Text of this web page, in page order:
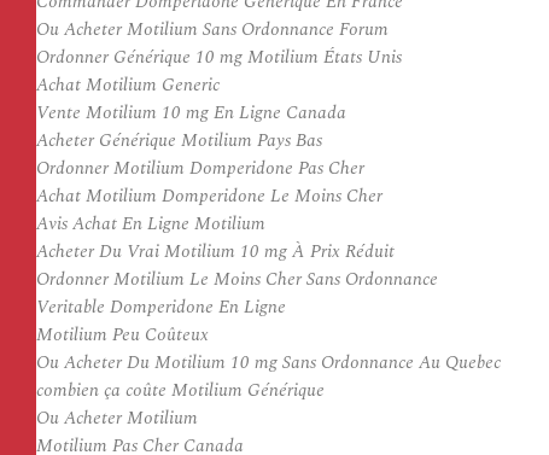
Ou Acheter Motilium Sans Ordonnance Forum
Ordonner Générique 10 mg Motilium États Unis
Achat Motilium Generic
Vente Motilium 10 mg En Ligne Canada
Acheter Générique Motilium Pays Bas
Ordonner Motilium Domperidone Pas Cher
Achat Motilium Domperidone Le Moins Cher
Avis Achat En Ligne Motilium
Acheter Du Vrai Motilium 10 mg À Prix Réduit
Ordonner Motilium Le Moins Cher Sans Ordonnance
Veritable Domperidone En Ligne
Motilium Peu Coûteux
Ou Acheter Du Motilium 10 mg Sans Ordonnance Au Quebec
combien ça coûte Motilium Générique
Ou Acheter Motilium
Motilium Pas Cher Canada